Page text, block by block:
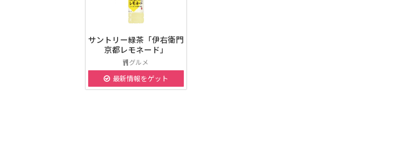
サントリー緑茶「伊右衛門
京都レモネード」
グルメ
最新情報をゲット